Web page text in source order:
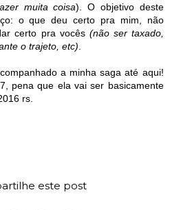
muita coisa). O objetivo deste
o que deu certo pra mim, não
certo pra vocês (não ser taxado,
o trajeto, etc)
a minha saga até aqui!
pena que ela vai ser basicamente
rs.
este post